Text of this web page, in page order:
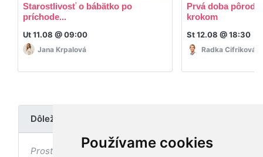
Používame cookies
Starostlivosť o bábätko po
príchode...
Ut 11.08 @ 09:00
Jana Krpalová
Prvá doba
krokom
St 12.08 @ 18:30
Radka Cifriková
Dôležité upozornenie
Prostredníctvom stránky nedochádza k